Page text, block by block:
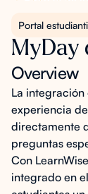
Portal
MyDay
Overview
La integración
experiencia
directamente
preguntas
Con
integrado en